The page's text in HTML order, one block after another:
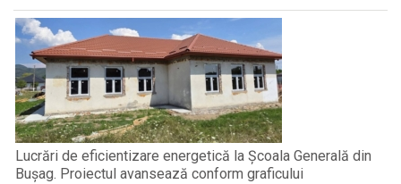
Lucrări de eficientizare energetică la Școala Generală din
Bușag. Proiectul avansează conform graficului